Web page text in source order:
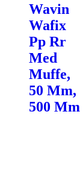
Wavin
Wafix
Pp Rr
Med
Muffe,
50 Mm,
500 Mm